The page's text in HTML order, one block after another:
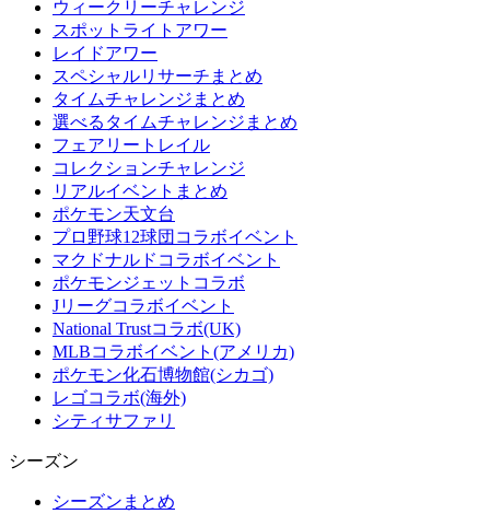
ウィークリーチャレンジ
スポットライトアワー
レイドアワー
スペシャルリサーチまとめ
タイムチャレンジまとめ
選べるタイムチャレンジまとめ
フェアリートレイル
コレクションチャレンジ
リアルイベントまとめ
ポケモン天文台
プロ野球12球団コラボイベント
マクドナルドコラボイベント
ポケモンジェットコラボ
Jリーグコラボイベント
National Trustコラボ(UK)
MLBコラボイベント(アメリカ)
ポケモン化石博物館(シカゴ)
レゴコラボ(海外)
シティサファリ
シーズン
シーズンまとめ